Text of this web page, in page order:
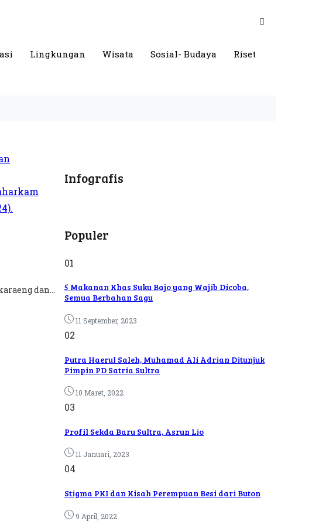
Lingkungan Wisata Sosial- Budaya Riset
dan...
Infografis
Populer
01
5 Makanan Khas Suku Bajo yang Wajib Dicoba,
Semua Berbahan Sagu
11 September, 2023
02
Putra Haerul Saleh, Muhamad Ali Adrian Ditunjuk
Pimpin PD Satria Sultra
10 Maret, 2022
03
Profil Sekda Baru Sultra, Asrun Lio
11 Januari, 2023
04
Stigma PKI dan Kisah Perempuan Besi dari Buton
9 April, 2022